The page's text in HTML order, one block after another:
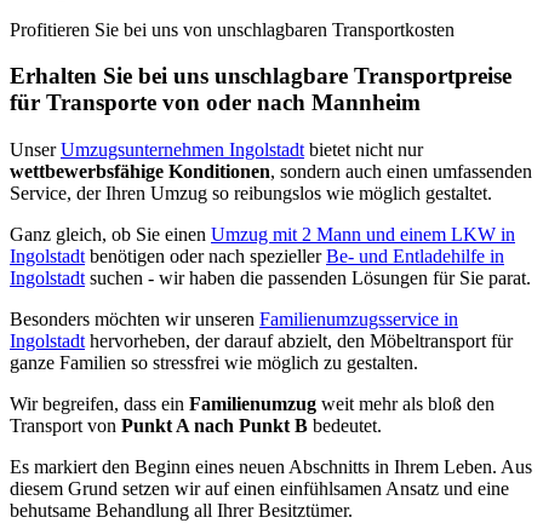
Profitieren Sie bei uns von unschlagbaren Transportkosten
Erhalten Sie bei uns unschlagbare Transportpreise
für Transporte von oder nach Mannheim
UnserUmzugsunternehmen Ingolstadt bietet nicht nur
wettbewerbsfähige Konditionen, sondern auch einen umfassenden
Service, der Ihren Umzug so reibungslos wie möglich gestaltet.
Ganz gleich, ob Sie einen Umzug mit 2 Mann und einem LKW in
Ingolstadt benötigen oder nach speziellerBe- und Entladehilfe in
Ingolstadt suchen - wir haben die passenden Lösungen für Sie parat.
Besonders möchten wir unseren Familienumzugsservice in
Ingolstadt hervorheben, der darauf abzielt, den Möbeltransport für
ganze Familien so stressfrei wie möglich zu gestalten.
Wir begreifen, dass ein Familienumzug weit mehr als bloß den
Transport von Punkt A nach Punkt B bedeutet.
Es markiert den Beginn eines neuen Abschnitts in Ihrem Leben. Aus
diesem Grund setzen wir auf einen einfühlsamen Ansatz und eine
behutsame Behandlung all Ihrer Besitztümer.